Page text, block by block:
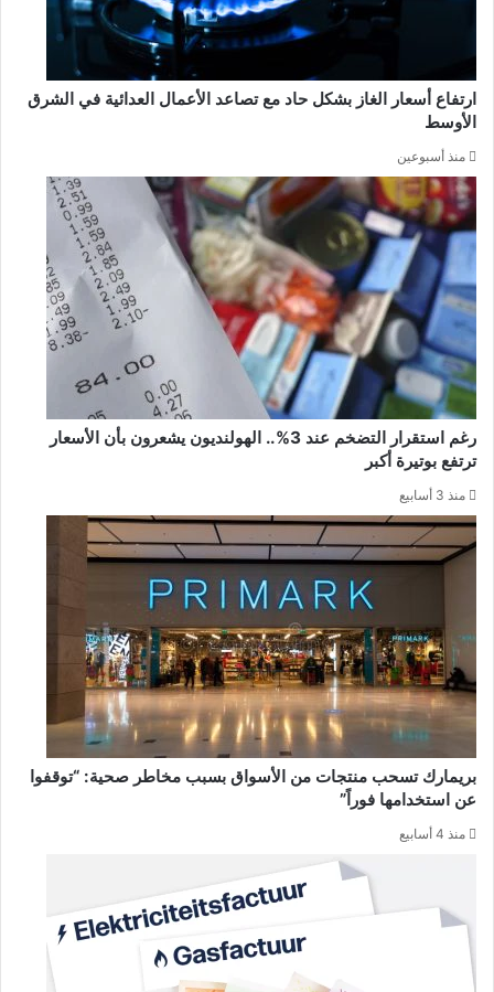
ارتفاع أسعار الغاز بشكل حاد مع تصاعد الأعمال العدائية في الشرق
الأوسط
منذ أسبوعين
رغم استقرار التضخم عند 3%.. الهولنديون يشعرون بأن الأسعار
ترتفع بوتيرة أكبر
منذ 3 أسابيع
بريمارك تسحب منتجات من الأسواق بسبب مخاطر صحية: “توقفوا
عن استخدامها فوراً”
منذ 4 أسابيع